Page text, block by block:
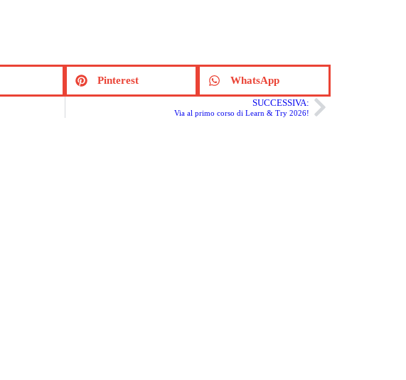
Pinterest WhatsApp
SUCCESSIVA:
Via al primo corso di Learn & Try 2026!